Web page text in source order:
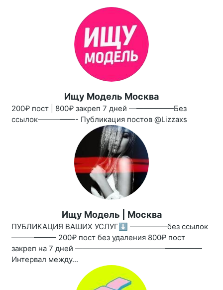
Ищу Модель Москва
200₽ пост | 800₽ закреп 7 дней ——————Без
ссылок—————- Публикация постов @Lizzaxs
Ищу Модель | Москва
ПУБЛИКАЦИЯ ВАШИХ УСЛУГ⬇️ —————без ссылок
—————— 200₽ пост без удаления 800₽ пост
закреп на 7 дней —————————————————
Интервал между...